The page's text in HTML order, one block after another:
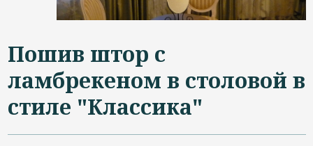
Дизайнерам
+7 (4822) 453-534
Пошив штор с
ламбрекеном в столовой в
стиле "Классика"